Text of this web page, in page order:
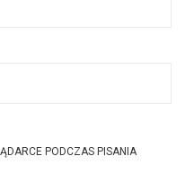
PODCZAS PISANIA